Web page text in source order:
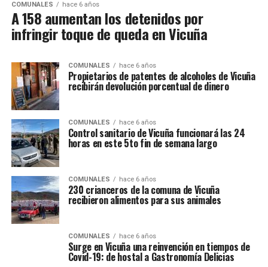
COMUNALES hace 6 años
A 158 aumentan los detenidos por
infringir toque de queda en Vicuña
COMUNALES hace 6 años
Propietarios de patentes de alcoholes de Vicuña
recibirán devolución porcentual de dinero
COMUNALES hace 6 años
Control sanitario de Vicuña funcionará las 24
horas en este 5to fin de semana largo
COMUNALES hace 6 años
230 crianceros de la comuna de Vicuña
recibieron alimentos para sus animales
COMUNALES hace 6 años
Surge en Vicuña una reinvención en tiempos de
Covid-19: de hostal a Gastronomía Delicias